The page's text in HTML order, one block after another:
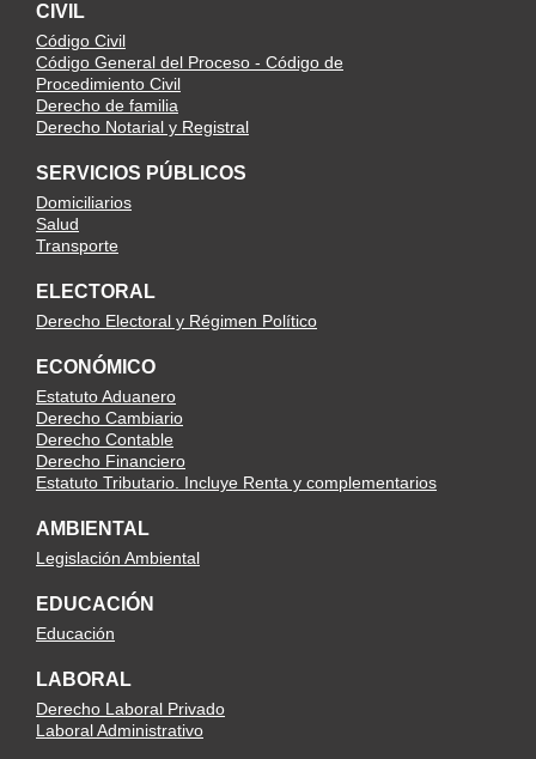
CIVIL
Código Civil
Código General del Proceso - Código de
Procedimiento Civil
Derecho de familia
Derecho Notarial y Registral
SERVICIOS PÚBLICOS
Domiciliarios
Salud
Transporte
ELECTORAL
Derecho Electoral y Régimen Político
ECONÓMICO
Estatuto Aduanero
Derecho Cambiario
Derecho Contable
Derecho Financiero
Estatuto Tributario. Incluye Renta y complementarios
AMBIENTAL
Legislación Ambiental
EDUCACIÓN
Educación
LABORAL
Derecho Laboral Privado
Laboral Administrativo